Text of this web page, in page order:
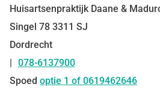
Huisartsenpraktijk Daane &
Singel 78 3311 SJ
Dordrecht
Tel:
078-6137900
Spoed optie 1 of 0619462646